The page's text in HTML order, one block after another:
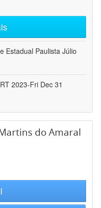
Estadual Paulista Júlio
2023-Fri Dec 31
do Amaral